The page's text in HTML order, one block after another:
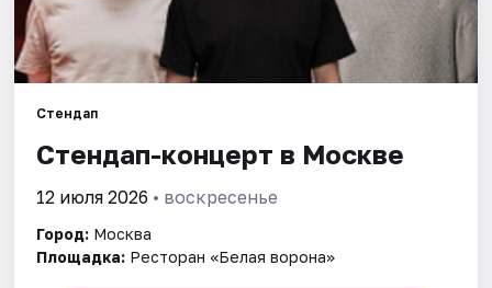
Спорт
События
Города
Площадки
Артисты
Стендап
Стендап-концерт в Москве
12 июля 2026 • воскресенье
Город: Москва
Площадка: Ресторан «Белая ворона»